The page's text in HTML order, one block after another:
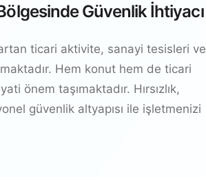
Güvenlik İhtiyacı
ticari aktivite, sanayi tesisleri ve
Hem konut hem de ticari
önem taşımaktadır. Hırsızlık,
güvenlik altyapısı ile işletmenizi